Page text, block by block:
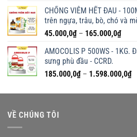
đến
CHỐNG VIÊM HẾT ĐAU -
trên ngựa, trâu, bò, chó và
45.000,0₫ – 165.000,0₫
từ
đến
AMOCOLIS P 500WS - 1KG.
sưng phù đầu - CCRD.
185.000,0₫ – 1.598.000,0₫
VỀ CHÚNG TÔI